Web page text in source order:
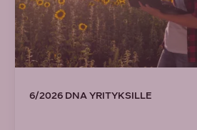
6/2026 DNA YRITYKSILLE